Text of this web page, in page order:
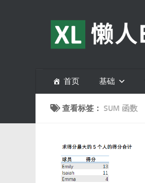
首页 基础
查看标签： SUM 函数